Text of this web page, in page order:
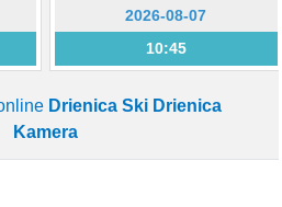
2026-08-07
10:45
Drienica Ski Drienica
Kamera